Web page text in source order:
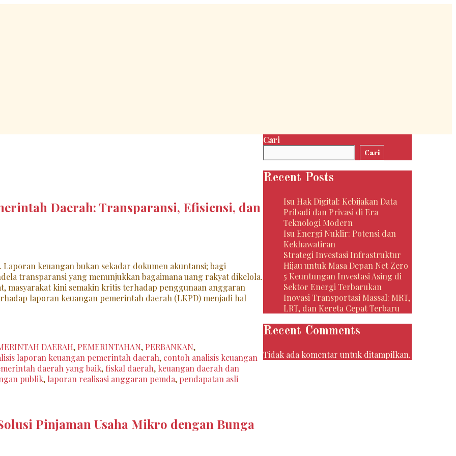
Daerah: Transparansi, Efisiensi, dan
keuangan bukan sekadar dokumen akuntansi; bagi
transparansi yang menunjukkan bagaimana uang rakyat dikelola.
masyarakat kini semakin kritis terhadap penggunaan anggaran
laporan keuangan pemerintah daerah (LKPD) menjadi hal
DAERAH, PEMERINTAHAN, PERBANKAN,
laporan keuangan pemerintah daerah, contoh analisis keuangan
daerah yang baik, fiskal daerah, keuangan daerah dan
publik, laporan realisasi anggaran pemda, pendapatan asli
Pinjaman Usaha Mikro dengan Bunga
Cari
Cari
Recent Posts
Isu Hak Digital: Kebijakan Data
Pribadi dan Privasi di Era
Teknologi Modern
Isu Energi Nuklir: Potensi dan
Kekhawatiran
Strategi Investasi Infrastruktur
Hijau untuk Masa Depan Net Zero
5 Keuntungan Investasi Asing di
Sektor Energi Terbarukan
Inovasi Transportasi Massal: MRT,
LRT, dan Kereta Cepat Terbaru
Recent Comments
Tidak ada komentar untuk ditampilkan.